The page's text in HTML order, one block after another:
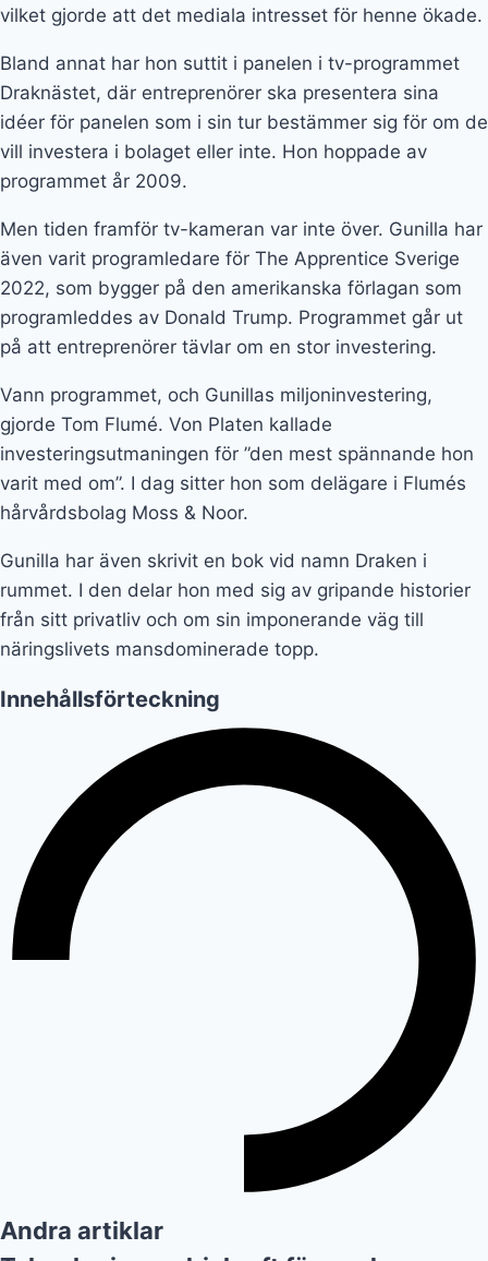
på att entreprenörer tävlar om en stor investering.
Vann programmet, och Gunillas miljoninvestering,
gjorde Tom Flumé. Von Platen kallade
investeringsutmaningen för ”den mest spännande hon
varit med om”. I dag sitter hon som delägare i Flumés
hårvårdsbolag Moss & Noor.
Gunilla har även skrivit en bok vid namn Draken i
rummet. I den delar hon med sig av gripande historier
från sitt privatliv och om sin imponerande väg till
näringslivets mansdominerade topp.
Andra artiklar
Teknologi som drivkraft för modern
Renare golv, färre sysslor: därför hör en
revolutionerande robotdammsugare och
mopp hemma hos dig
Företag